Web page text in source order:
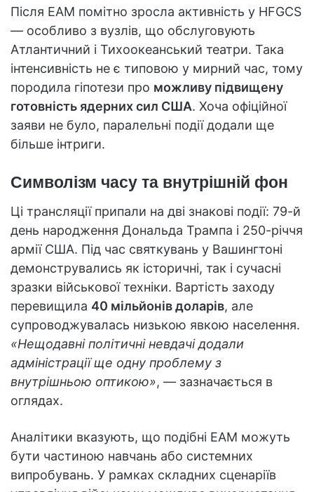
Після EAM помітно зросла активність у HFGCS
— особливо з вузлів, що обслуговують
Атлантичний і Тихоокеанський театри. Така
інтенсивність не є типовою у мирний час, тому
породила гіпотези про можливу підвищену
готовність ядерних сил США. Хоча офіційної
заяви не було, паралельні події додали ще
більше інтриги.
Символізм часу та внутрішній фон
Ці трансляції припали на дві знакові події: 79-й
день народження Дональда Трампа і 250-річчя
армії США. Під час святкувань у Вашингтоні
демонструвались як історичні, так і сучасні
зразки військової техніки. Вартість заходу
перевищила 40 мільйонів доларів, але
супроводжувалась низькою явкою населення.
«Нещодавні політичні невдачі додали
адміністрації ще одну проблему з
внутрішньою оптикою», — зазначається в
оглядах.
Аналітики вказують, що подібні EAM можуть
бути частиною навчань або системних
випробувань. У рамках складних сценаріїв